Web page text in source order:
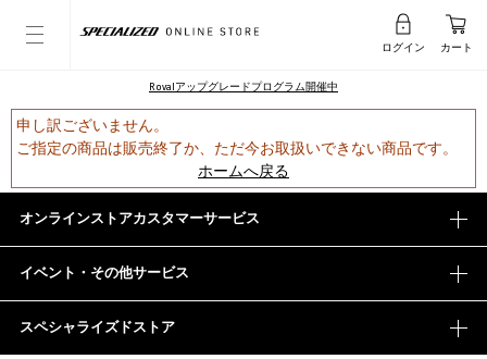
ログイン カート
Rovalアップグレードプログラム開催中
申し訳ございません。
ご指定の商品は販売終了か、ただ今お取扱いできない商品です。
ホームへ戻る
オンラインストアカスタマーサービス
イベント・その他サービス
スペシャライズドストア